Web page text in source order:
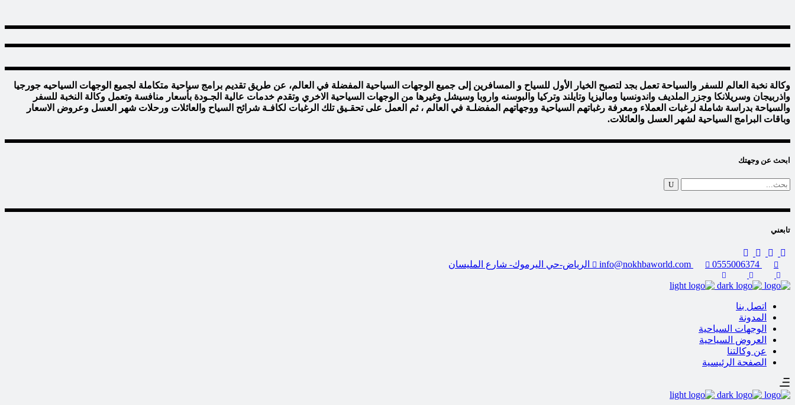
وكالة نخبة العالم للسفر والسياحة تعمل بجد لتصبح الخيار الأول للسياح و المسافرين إلى جميع الوجهات السياحية المفضلة في العالم، عن طريق تقديم برامج سياحية متكاملة لجميع الوجهات السياحيه جورجيا
واذربيجان وسريلانكا وجزر الملديف واندونسيا وماليزيا وتايلند وتركيا والبوسنه واروبا وسيشل وغيرها من الوجهات السياحية الاخري وتقدم خدمات عالية الجـودة بأسعار منافسة وتعمل وكالة النخبة للسفر
والسياحة بدراسة شاملة لرغبات العملاء ومعرفة رغباتهم السياحية ووجهاتهم المفضلـة في العالم ، ثم العمل على تحقـيق تلك الرغبات لكافـة شرائح السياح والعائلات ورحلات شهر العسل وعروض الاسعار
وباقات البرامج السياحية لشهر العسل والعائلات.
ابحث عن وجهتك
Search
for:
تابعني
info@nokhbaworld.com 0555006374 الرياض-حي اليرموك- شارع المليسان
اتصل بنا
المدونة
الوجهات السياحية
العروض السياحية
عن وكالتنا
الصفحة الرئيسية